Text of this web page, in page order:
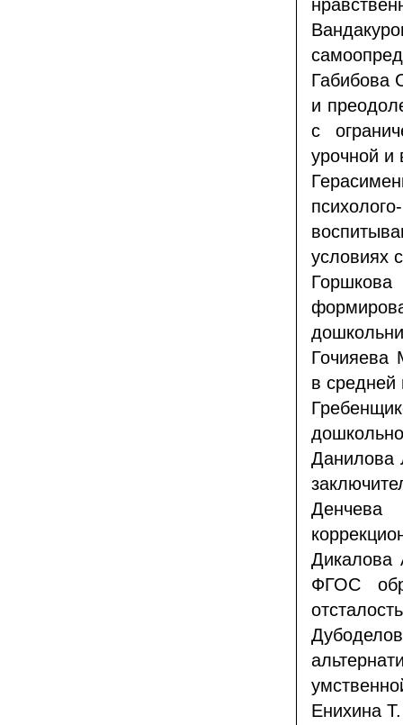
Габибова
и
с
урочной и
условиях
Гочияева
в
Данилова
Дикалова
ФГОС
Енихина